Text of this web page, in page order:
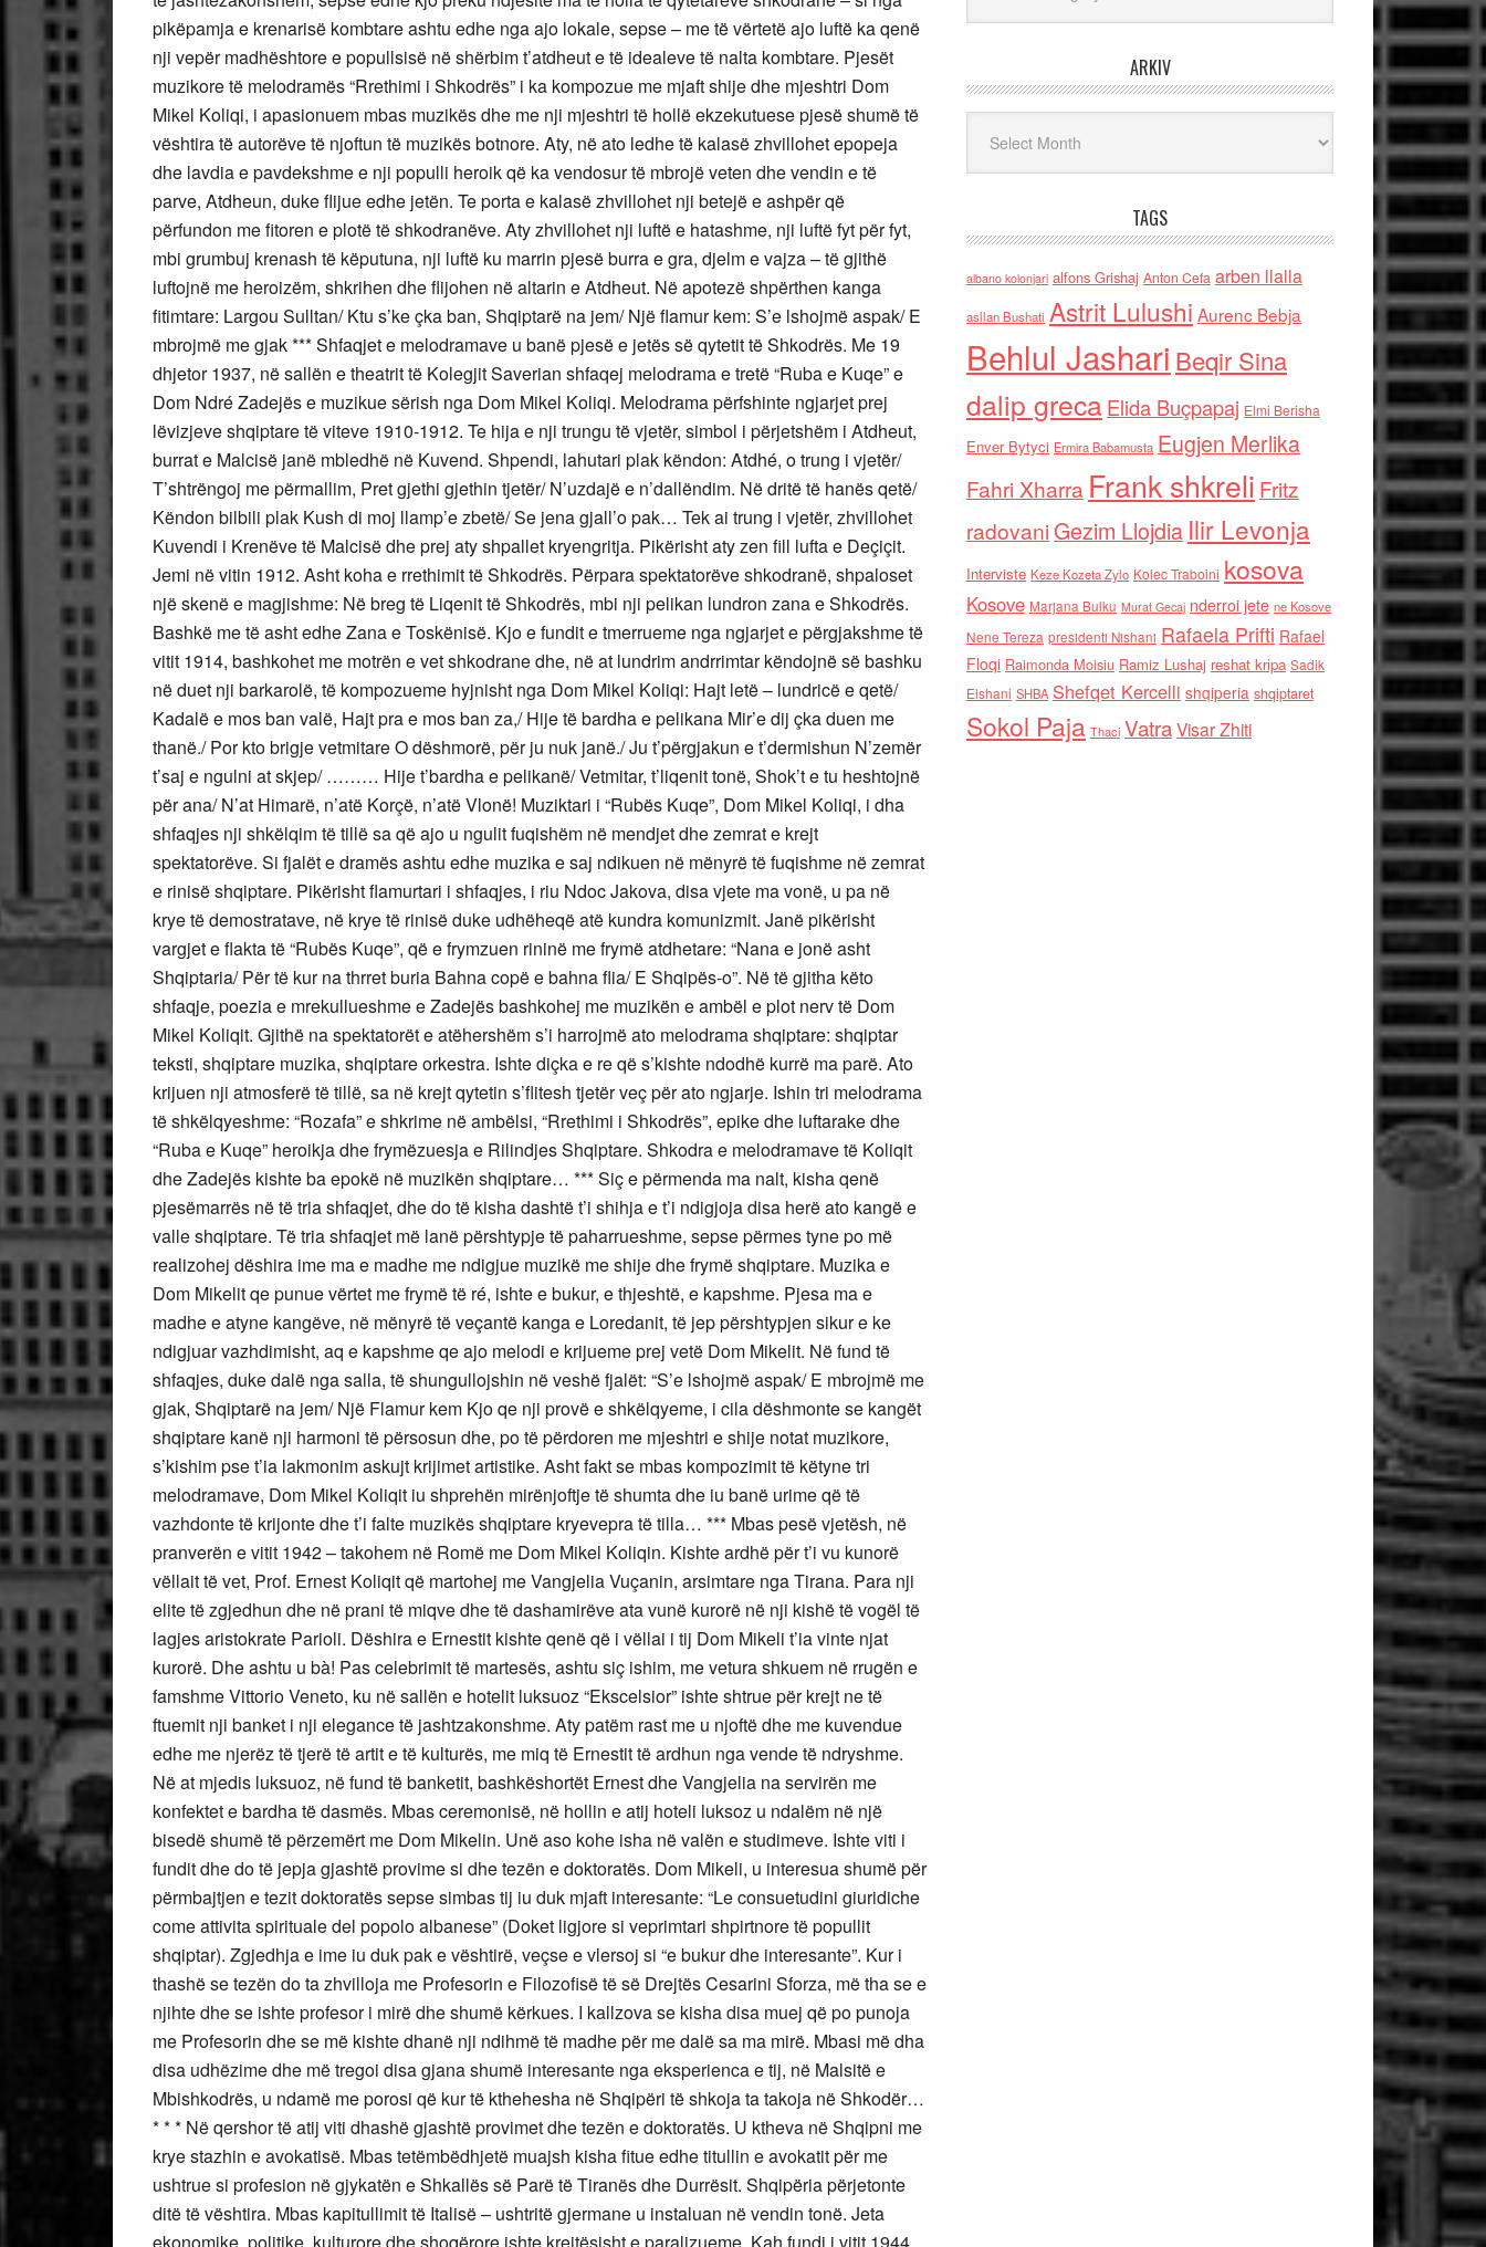
ARKIV
TAGS
albano kolonjari alfons Grishaj Anton Cefa arben llalla
asllan Bushati Astrit Lulushi Aurenc Bebja
Behlul Jashari Beqir Sina
dalip grecaElida Buçpapaj Elmi Berisha
Enver Bytyci Ermira Babamusta Eugjen Merlika
Fahri Xharra Frank shkreli Fritz
radovaniGezim Llojdia Ilir Levonja
Interviste Keze Kozeta Zylo Kolec Traboini kosova
Kosove Marjana Bulku Murat Gecaj nderroi jete ne Kosove
Nene Tereza presidenti Nishani Rafaela Prifti Rafael
Floqi Raimonda Moisiu Ramiz Lushaj reshat kripa Sadik
Elshani SHBA Shefqet Kercelli shqiperia shqiptaret
Sokol Paja Thaci VatraVisar Zhiti